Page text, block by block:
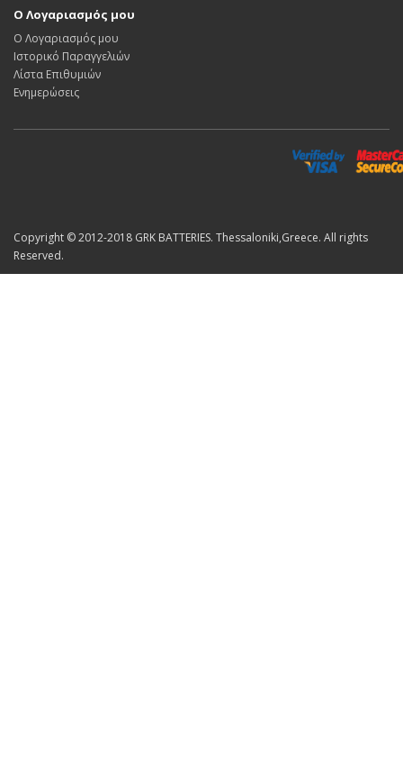
Ο Λογαριασμός μου
Ο Λογαριασμός μου
Ιστορικό Παραγγελιών
Λίστα Επιθυμιών
Ενημερώσεις
Copyright © 2012-2018 GRK BATTERIES. Thessaloniki,Greece. All rights
Reserved.